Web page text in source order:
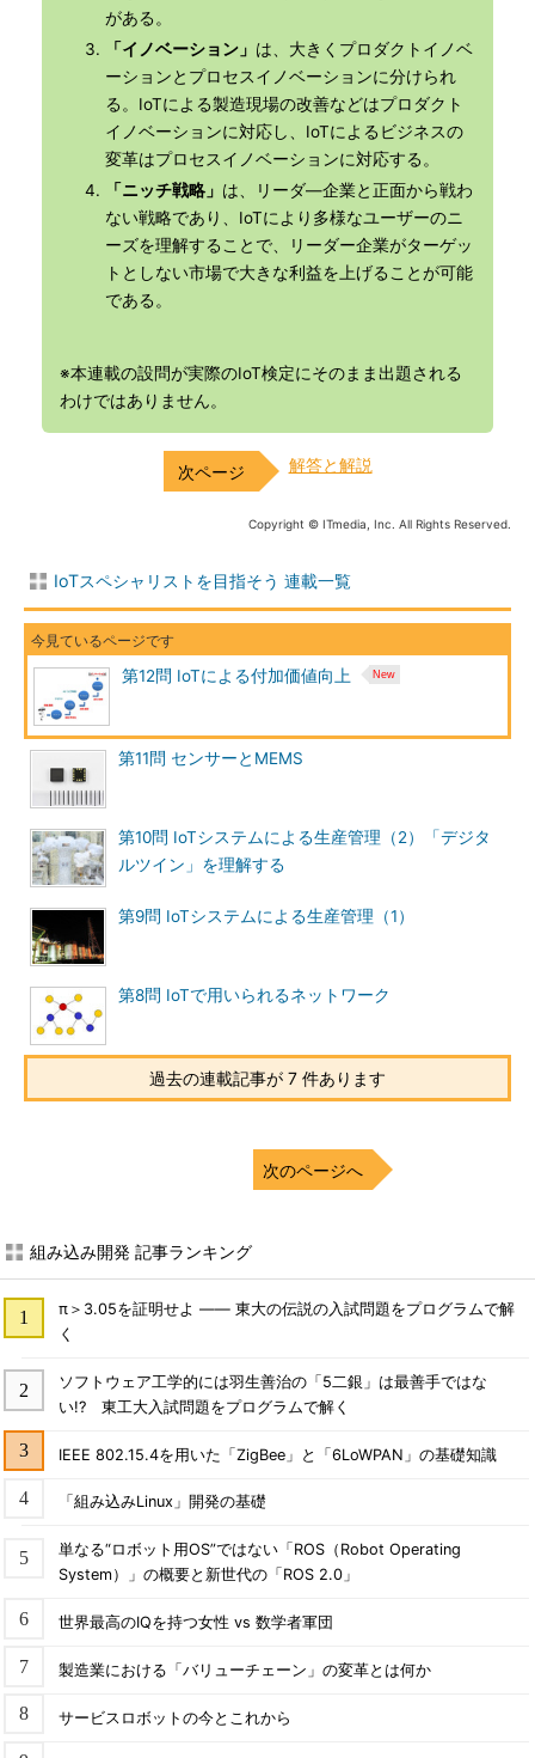
がある。
「イノベーション」 は、大きくプロダクトイノベ
ーションとプロセスイノベーションに分けられ
る。IoTによる製造現場の改善などはプロダクト
イノベーションに対応し、IoTによるビジネスの
変革はプロセスイノベーションに対応する。
「ニッチ戦略」 は、リーダ―企業と正面から戦わ
ない戦略であり、IoTにより多様なユーザーのニ
ーズを理解することで、リーダー企業がターゲッ
トとしない市場で大きな利益を上げることが可能
である。
※本連載の設問が実際のIoT検定にそのまま出題される
わけではありません。
解答と解説
Copyright © ITmedia, Inc. All Rights Reserved.
IoTスペシャリストを目指そう 連載一覧
第12問 IoTによる付加価値向上
第11問 センサーとMEMS
第10問 IoTシステムによる生産管理（2）「デジタ
ルツイン」を理解する
第9問 IoTシステムによる生産管理（1）
第8問 IoTで用いられるネットワーク
過去の連載記事が 7 件あります
次のページへ
組み込み開発 記事ランキング
π＞3.05を証明せよ ―― 東大の伝説の入試問題をプログラムで解
く
ソフトウェア工学的には羽生善治の「5二銀」は最善手ではな
い!? 東工大入試問題をプログラムで解く
IEEE 802.15.4を用いた「ZigBee」と「6LoWPAN」の基礎知識
「組み込みLinux」開発の基礎
単なる“ロボット用OS”ではない「ROS（Robot Operating
System）」の概要と新世代の「ROS 2.0」
世界最高のIQを持つ女性 vs 数学者軍団
製造業における「バリューチェーン」の変革とは何か
サービスロボットの今とこれから